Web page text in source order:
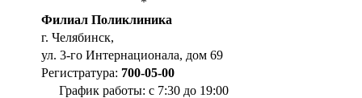
Филиал Поликлиника
г. Челябинск,
ул. 3-го Интернационала, дом 69
Регистратура: 700-05-00
График работы: с 7:30 до 19:00